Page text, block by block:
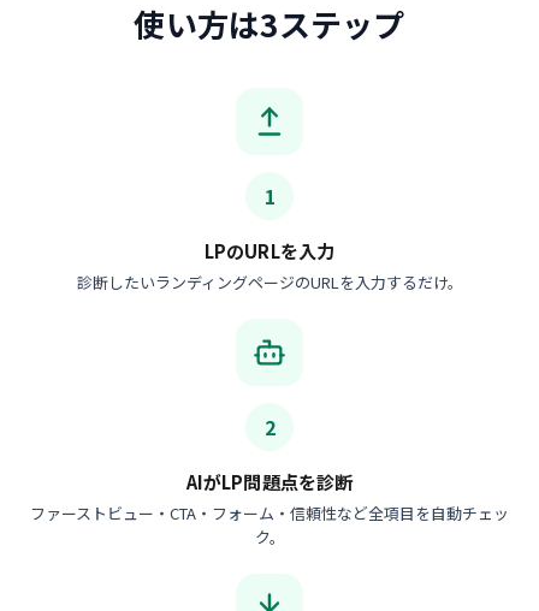
使い方は3ステップ
1
LPのURLを入力
診断したいランディングページのURLを入力するだけ。
2
AIがLP問題点を診断
ファーストビュー・CTA・フォーム・信頼性など全項目を自動チェッ
ク。